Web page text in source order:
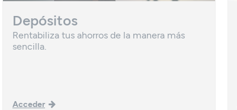
Depósitos
Rentabiliza tus ahorros de la manera más
sencilla.
Acceder